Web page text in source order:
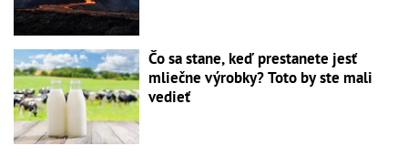
Čo sa stane, keď prestanete jesť
mliečne výrobky? Toto by ste mali
vedieť